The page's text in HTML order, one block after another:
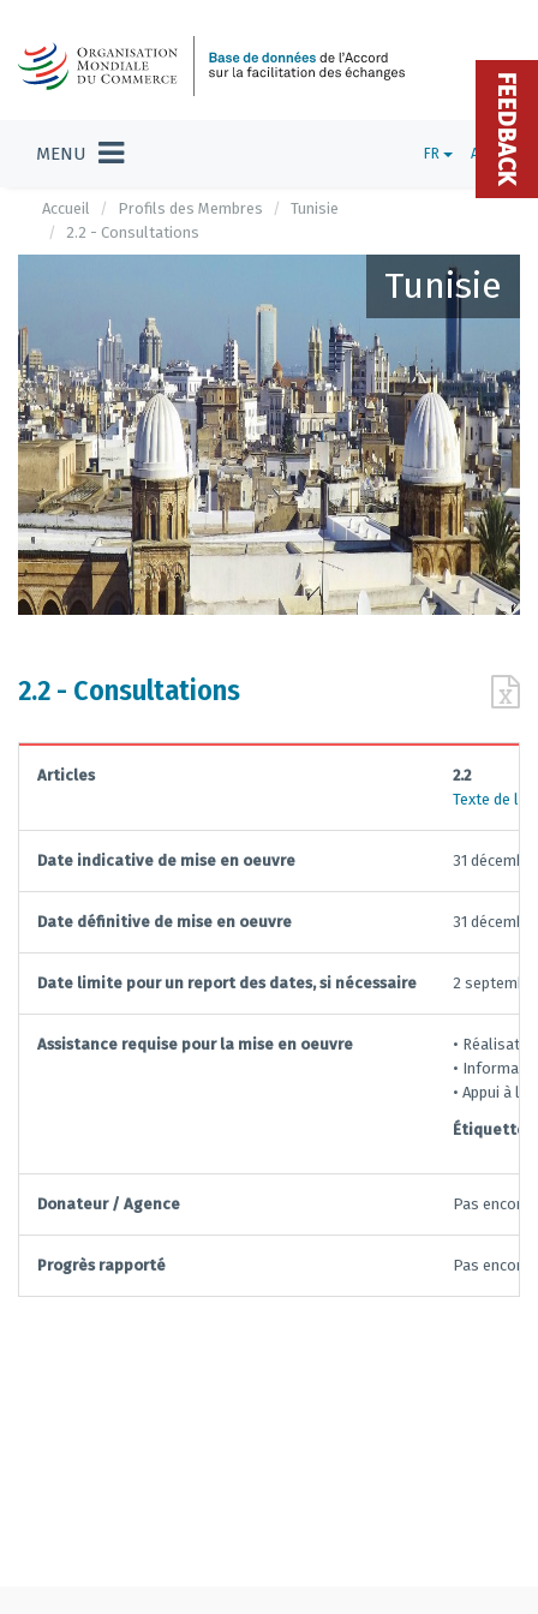
MENU FR ADMIN
Accueil Profils des Membres
Tunisie
2.2 - Consultations
Tunisie
2.2 - Consultations
Articles
2.2
Texte de la
Date indicative de mise en oeuvre 31
Date définitive de mise en oeuvre 31
Date limite pour un report des dates, si nécessaire 2
Assistance requise pour la mise en oeuvre
•
•
• Appui à
Étiquettes:
Donateur / Agence Pas encore
Progrès rapporté Pas encore
FEEDBACK